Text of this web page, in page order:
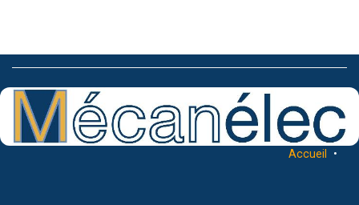
Accueil •